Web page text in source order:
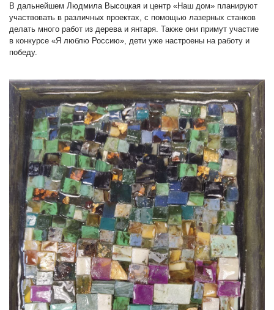
В дальнейшем Людмила Высоцкая и центр «Наш дом» планируют
участвовать в различных проектах, с помощью лазерных станков
делать много работ из дерева и янтаря. Также они примут участие
в конкурсе «Я люблю Россию», дети уже настроены на работу и
победу.